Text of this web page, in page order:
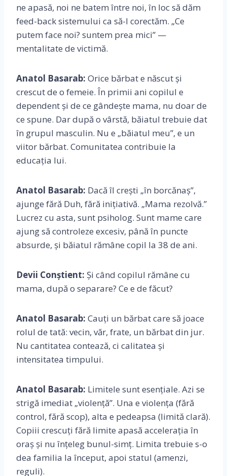
ne apasă, noi ne batem între noi, în loc să dăm
feed-back sistemului ca să-l corectăm. „Ce
putem face noi? suntem prea mici” —
mentalitate de victimă.
Anatol Basarab: Orice bărbat e născut și
crescut de o femeie. În primii ani copilul e
dependent și de ce gândește mama, nu doar de
ce spune. Dar după o vârstă, băiatul trebuie dat
în grupul masculin. Nu e „băiatul meu”, e un
viitor bărbat. Comunitatea contribuie la
educația lui.
Anatol Basarab: Dacă îl crești „în borcănaș”,
ajunge fără Duh, fără inițiativă. „Mama rezolvă.”
Lucrez cu asta, sunt psiholog. Sunt mame care
ajung să controleze excesiv, până în puncte
absurde, și băiatul rămâne copil la 38 de ani.
Devii Conștient: Și când copilul rămâne cu
mama, după o separare? Ce e de făcut?
Anatol Basarab: Cauți un bărbat care să joace
rolul de tată: vecin, văr, frate, un bărbat din jur.
Nu cantitatea contează, ci calitatea și
intensitatea timpului.
Anatol Basarab: Limitele sunt esențiale. Azi se
strigă imediat „violență”. Una e violența (fără
control, fără scop), alta e pedeapsa (limită clară).
Copiii crescuți fără limite apasă accelerația în
oraș și nu înțeleg bunul-simț. Limita trebuie s-o
dea familia la început, apoi statul (amenzi,
reguli).